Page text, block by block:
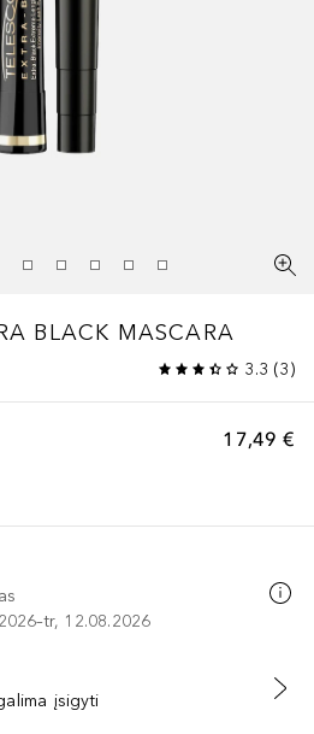
BLACK MASCARA
3.3 (3)
17,49 €
12.08.2026
Į KREPŠELĮ
įsigyti